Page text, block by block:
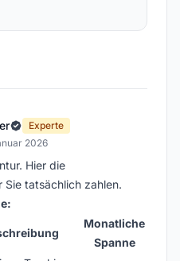
Experte
2026
Hier die
Sie tatsächlich zahlen.
Monatliche
Spanne